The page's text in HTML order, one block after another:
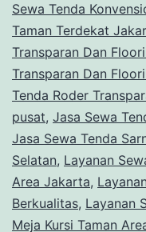
Sewa Tenda
Taman Terdekat
Transparan Dan
Transparan Dan
Tenda Roder
pusat, Jasa Sewa
Jasa Sewa Tenda
Selatan, Layanan
Area Jakarta,
Berkualitas, Layanan
Meja Kursi Taman